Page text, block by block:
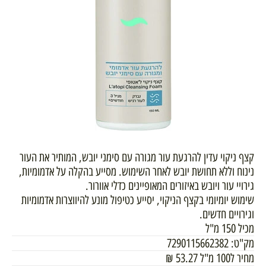
קצף ניקוי עדין להרגעת עור מגורה עם סימני יובש, המותיר את העור
נינוח וללא תחושת יובש לאחר השימוש. מסייע בהקלה על אדמומיות,
גירויי עור ויובש באיזורים המאופיינים כדלי אוורור.
שימוש יומיומי בקצף הניקוי, יסייע כטיפול מונע להיווצרות אדמומיות
וגירויים חדשים.
מכיל 150 מ"ל
מק"ט: 7290115662382
מחיר ל100 מ"ל
53.27
₪